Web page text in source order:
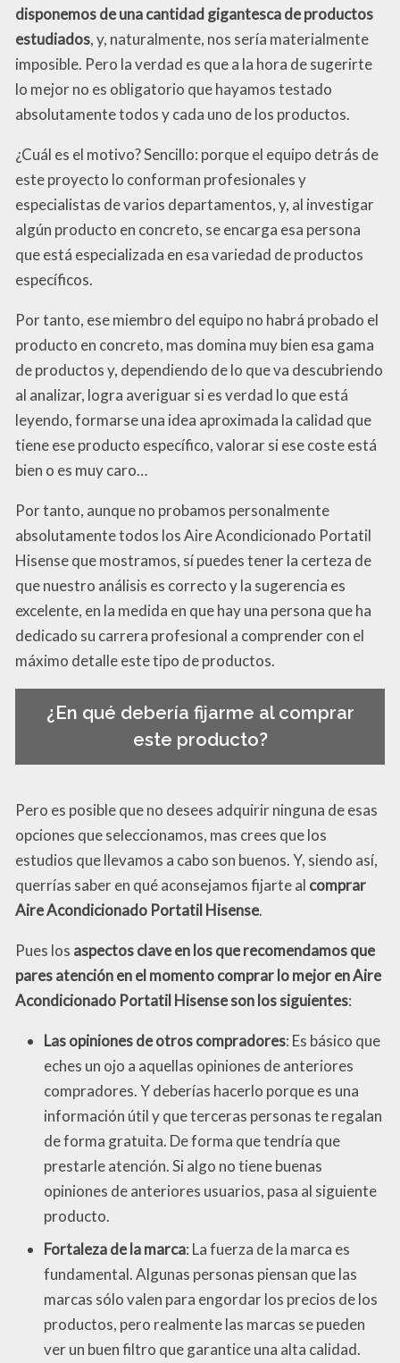
disponemos de una cantidad gigantesca de productos
estudiados, y, naturalmente, nos sería materialmente
imposible. Pero la verdad es que a la hora de sugerirte
lo mejor no es obligatorio que hayamos testado
absolutamente todos y cada uno de los productos.
¿Cuál es el motivo? Sencillo: porque el equipo detrás de
este proyecto lo conforman profesionales y
especialistas de varios departamentos, y, al investigar
algún producto en concreto, se encarga esa persona
que está especializada en esa variedad de productos
específicos.
Por tanto, ese miembro del equipo no habrá probado el
producto en concreto, mas domina muy bien esa gama
de productos y, dependiendo de lo que va descubriendo
al analizar, logra averiguar si es verdad lo que está
leyendo, formarse una idea aproximada la calidad que
tiene ese producto específico, valorar si ese coste está
bien o es muy caro…
Por tanto, aunque no probamos personalmente
absolutamente todos los Aire Acondicionado Portatil
Hisense que mostramos, sí puedes tener la certeza de
que nuestro análisis es correcto y la sugerencia es
excelente, en la medida en que hay una persona que ha
dedicado su carrera profesional a comprender con el
máximo detalle este tipo de productos.
¿En qué debería fijarme al comprar
este producto?
Pero es posible que no desees adquirir ninguna de esas
opciones que seleccionamos, mas crees que los
estudios que llevamos a cabo son buenos. Y, siendo así,
querrías saber en qué aconsejamos fijarte al comprar
Aire Acondicionado Portatil Hisense.
Pues los aspectos clave en los que recomendamos que
pares atención en el momento comprar lo mejor en Aire
Acondicionado Portatil Hisense son los siguientes:
Las opiniones de otros compradores: Es básico que
eches un ojo a aquellas opiniones de anteriores
compradores. Y deberías hacerlo porque es una
información útil y que terceras personas te regalan
de forma gratuita. De forma que tendría que
prestarle atención. Si algo no tiene buenas
opiniones de anteriores usuarios, pasa al siguiente
producto.
Fortaleza de la marca: La fuerza de la marca es
fundamental. Algunas personas piensan que las
marcas sólo valen para engordar los precios de los
productos, pero realmente las marcas se pueden
ver un buen filtro que garantice una alta calidad.